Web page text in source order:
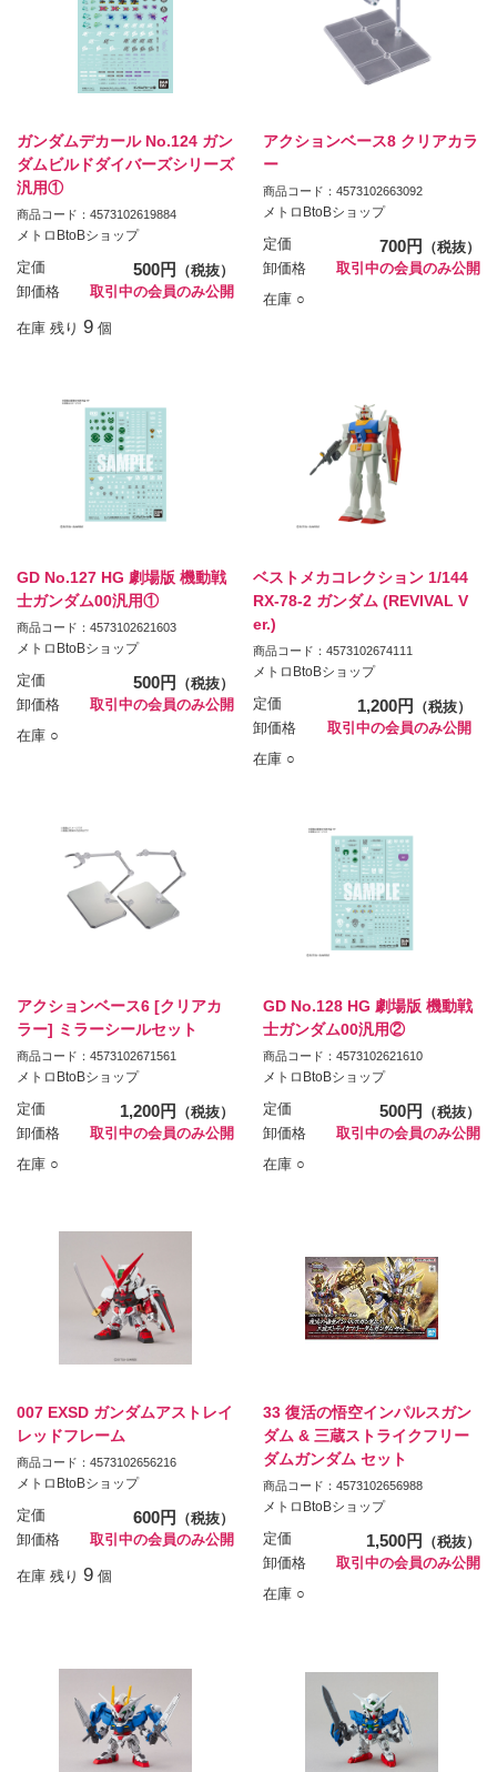
ガンダムデカール No.124 ガン
ダムビルドダイバーズシリーズ
汎用①
商品コード：4573102619884
メトロBtoBショップ
定価 500円
（税抜）
卸価格
取引中の会員のみ公開
在庫 残り 9 個
アクションベース8 クリアカラ
ー
商品コード：4573102663092
メトロBtoBショップ
定価 700円
（税抜）
卸価格
取引中の会員のみ公開
在庫 ○
GD No.127 HG 劇場版 機動戦
士ガンダム00汎用①
商品コード：4573102621603
メトロBtoBショップ
定価 500円
（税抜）
卸価格
取引中の会員のみ公開
在庫 ○
ベストメカコレクション 1/144
RX-78-2 ガンダム (REVIVAL V
er.)
商品コード：4573102674111
メトロBtoBショップ
定価 1,200円
（税抜）
卸価格
取引中の会員のみ公開
在庫 ○
アクションベース6 [クリアカ
ラー] ミラーシールセット
商品コード：4573102671561
メトロBtoBショップ
定価 1,200円
（税抜）
卸価格
取引中の会員のみ公開
在庫 ○
GD No.128 HG 劇場版 機動戦
士ガンダム00汎用②
商品コード：4573102621610
メトロBtoBショップ
定価 500円
（税抜）
卸価格
取引中の会員のみ公開
在庫 ○
007 EXSD ガンダムアストレイ
レッドフレーム
商品コード：4573102656216
メトロBtoBショップ
定価 600円
（税抜）
卸価格
取引中の会員のみ公開
在庫 残り 9 個
33 復活の悟空インパルスガン
ダム & 三蔵ストライクフリー
ダムガンダム セット
商品コード：4573102656988
メトロBtoBショップ
定価 1,500円
（税抜）
卸価格
取引中の会員のみ公開
在庫 ○